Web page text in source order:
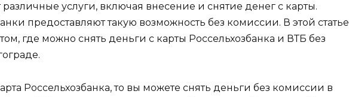
услуги, включая внесение и снятие денег с карты.
предоставляют такую возможность без комиссии. В этой статье
где можно снять деньги с карты Россельхозбанка и ВТБ без
Россельхозбанка, то вы можете снять деньги без комиссии в